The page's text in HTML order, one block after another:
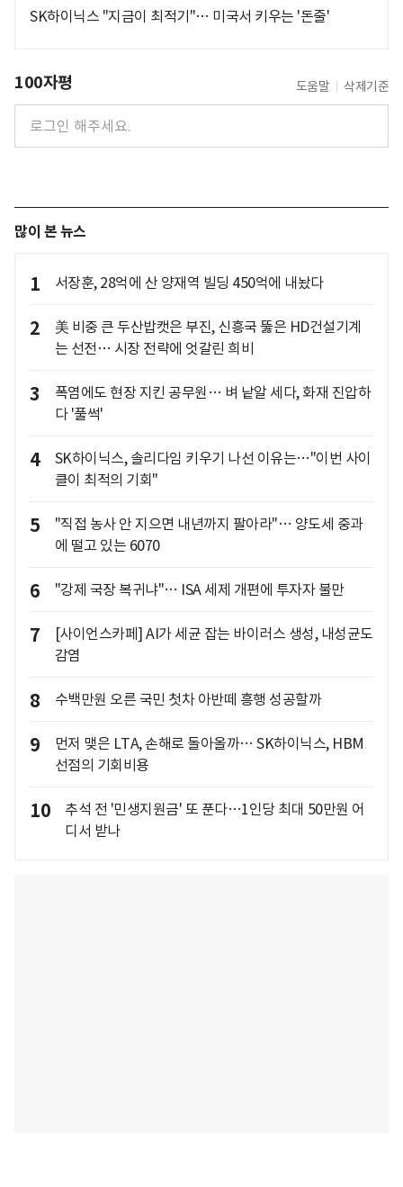
SK하이닉스 "지금이 최적기"… 미국서 키우는 '돈줄'
100자평 도움말 삭제기준
많이 본 뉴스
1 서장훈, 28억에 산 양재역 빌딩 450억에 내놨다
2
美 비중 큰 두산밥캣은 부진, 신흥국 뚫은 HD건설기계
는 선전… 시장 전략에 엇갈린 희비
3
폭염에도 현장 지킨 공무원… 벼 낱알 세다, 화재 진압하
다 '풀썩'
4
SK하이닉스, 솔리다임 키우기 나선 이유는…"이번 사이
클이 최적의 기회"
5
"직접 농사 안 지으면 내년까지 팔아라"… 양도세 중과
에 떨고 있는 6070
6 "강제 국장 복귀냐"… ISA 세제 개편에 투자자 불만
7
[사이언스카페] AI가 세균 잡는 바이러스 생성, 내성균도
감염
8 수백만원 오른 국민 첫차 아반떼 흥행 성공할까
9
먼저 맺은 LTA, 손해로 돌아올까… SK하이닉스, HBM
선점의 기회비용
10
추석 전 '민생지원금' 또 푼다…1인당 최대 50만원 어
디서 받나